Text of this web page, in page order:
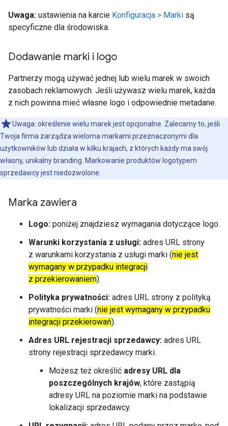
Uwaga: ustawienia na karcie Konfiguracja > Marki są
specyficzne dla środowiska.
Dodawanie marki i logo
Partnerzy mogą używać jednej lub wielu marek w swoich
zasobach reklamowych. Jeśli używasz wielu marek, każda
z nich powinna mieć własne logo i odpowiednie metadane.
Uwaga: określenie wielu marek jest opcjonalne. Zalecamy to, jeśli
Twoja firma zarządza wieloma markami przeznaczonymi dla
użytkowników lub działa w kilku krajach, z których każdy ma swój
własny, unikalny branding. Markowanie produktów logotypem
sprzedawcy jest niedozwolone.
Marka zawiera
Logo: poniżej znajdziesz wymagania dotyczące logo.
Warunki korzystania z usługi: adres URL strony
z warunkami korzystania z usługi marki (nie jest
wymagany w przypadku integracji
z przekierowaniem).
Polityka prywatności: adres URL strony z polityką
prywatności marki (nie jest wymagany w przypadku
integracji przekierowań).
Adres URL rejestracji sprzedawcy: adres URL
strony rejestracji sprzedawcy marki.
Możesz też określić adresy URL dla
poszczególnych krajów, które zastąpią
adresy URL na poziomie marki na podstawie
lokalizacji sprzedawcy.